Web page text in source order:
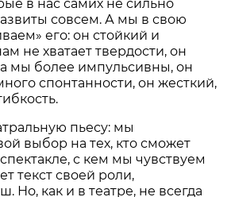
в нас самих не сильно
совсем. А мы в свою
его: он стойкий и
не хватает твердости, он
мы более импульсивны, он
спонтанности, он жесткий,
пьесу: мы
выбор на тех, кто сможет
с кем мы чувствуем
текст своей роли,
Но, как и в театре, не всегда